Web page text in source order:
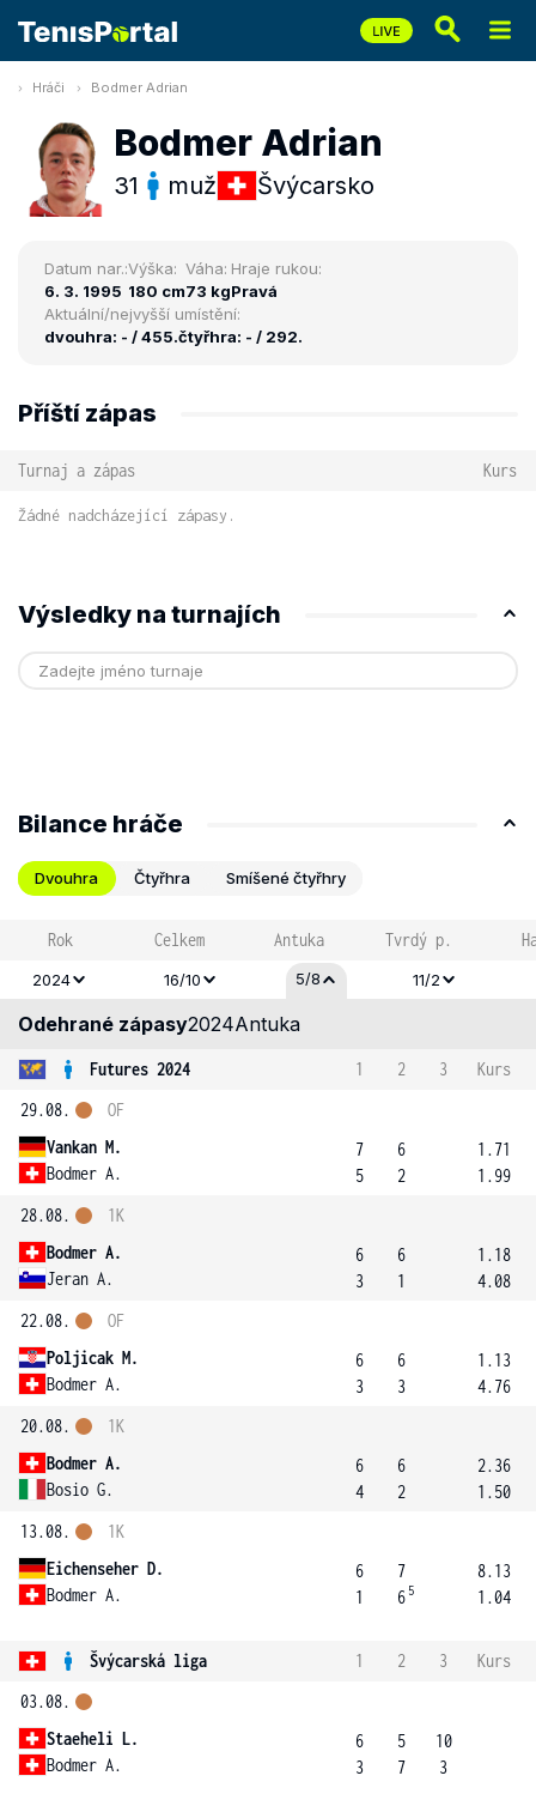
Hráči Bodmer Adrian
Bodmer Adrian
31 muž Švýcarsko
Datum nar.:
6. 3. 1995
Výška:
180 cm
Váha:
73 kg
Hraje rukou:
Pravá
Aktuální/nejvyšší umístění:
dvouhra: - / 455.čtyřhra: - / 292.
Příští zápas
Turnaj a zápas Kurs
Žádné nadcházející zápasy.
Výsledky na turnajích
Bilance hráče
Dvouhra Čtyřhra Smíšené čtyřhry
Rok Celkem Antuka Tvrdý p.
2024 16/10 5/8 11/2
Odehrané zápasy2024Antuka
Futures 2024 1 2 3
Kurs
29.08.
Vankan M.
Bodmer A.
OF
7
5
6
2
1.71
1.99
28.08.
Bodmer A.
Jeran A.
1K
6
3
6
1
1.18
4.08
22.08.
Poljicak M.
Bodmer A.
OF
6
3
6
3
1.13
4.76
20.08.
Bodmer A.
Bosio G.
1K
6
4
6
2
2.36
1.50
13.08.
Eichenseher D.
Bodmer A.
1K
6
1
7
6 5
8.13
1.04
Švýcarská liga 1 2 3
Kurs
03.08.
Staeheli L.
Bodmer A.
6
3
5
7
10
3